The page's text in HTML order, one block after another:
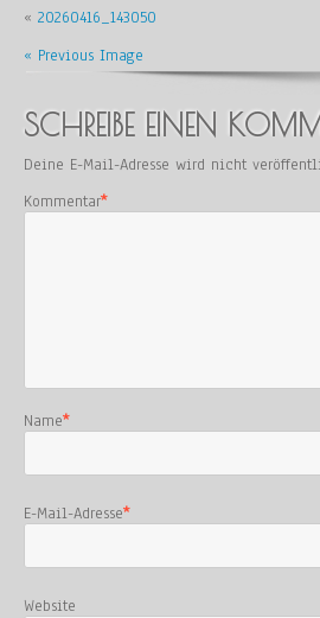
« 20260416_143050
« Previous Image
SCHREIBE EINEN
Deine E-Mail-Adresse wird nicht
Kommentar*
Name*
E-Mail-Adresse*
Website